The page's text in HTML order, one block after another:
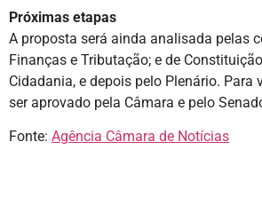
Próximas etapas
A proposta será ainda analisada pelas
Finanças e Tributação; e de
Cidadania, e depois pelo Plenário. Para
ser aprovado pela Câmara e pelo
Fonte: Agência Câmara de Notícias